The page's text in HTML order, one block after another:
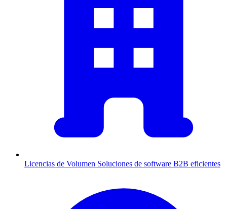
Licencias de Volumen Soluciones de software B2B eficientes